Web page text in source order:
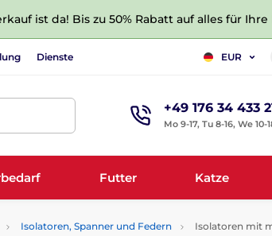
ist da! Bis zu 50% Rabatt auf alles für Ihre
Dienste EUR
+49 176 34 433
Mo 9-17, Tu 8-16, We 10-
Futter Katze
Isolatoren, Spanner und Federn Isolatoren mit